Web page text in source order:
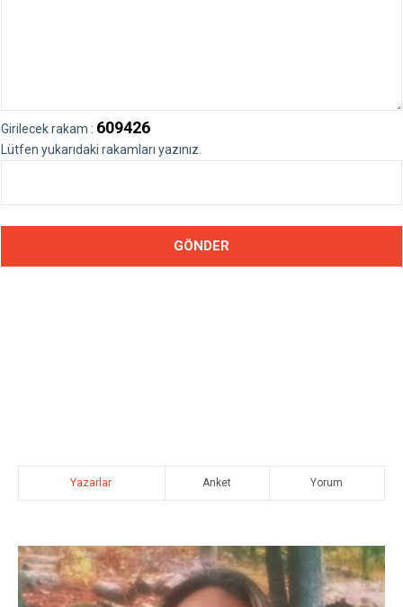
Girilecek rakam : 609426
Lütfen yukarıdaki rakamları yazınız.
Yazarlar Anket Yorum